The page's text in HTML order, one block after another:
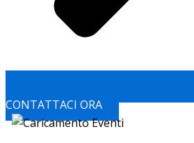
CONTATTACI ORA